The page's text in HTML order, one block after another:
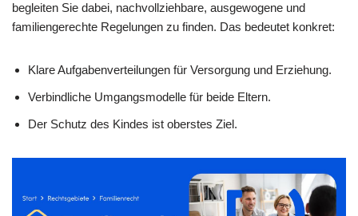
begleiten Sie dabei, nachvollziehbare, ausgewogene und
familiengerechte Regelungen zu finden. Das bedeutet konkret:
Klare Aufgabenverteilungen für Versorgung und Erziehung.
Verbindliche Umgangsmodelle für beide Eltern.
Der Schutz des Kindes ist oberstes Ziel.